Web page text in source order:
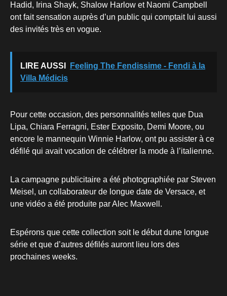
Hadid, Irina Shayk, Shalow Harlow et Naomi Campbell
ont fait sensation auprès d’un public qui comptait lui aussi
des invités très en vogue.
LIRE AUSSI
Feeling The Fendissime - Fendi à la
Villa Médicis
Pour cette occasion, des personnalités telles que Dua
Lipa, Chiara Ferragni, Ester Exposito, Demi Moore, ou
encore le mannequin Winnie Harlow, ont pu assister à ce
défilé qui avait vocation de célébrer la mode à l’italienne.
La campagne publicitaire a été photographiée par Steven
Meisel, un collaborateur de longue date de Versace, et
une vidéo a été produite par Alec Maxwell .
Espérons que cette collection soit le début dune longue
série et que d’autres défilés auront lieu lors des
prochaines weeks.